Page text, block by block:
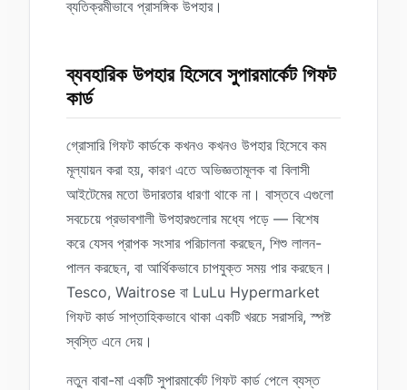
ব্যতিক্রমীভাবে প্রাসঙ্গিক উপহার।
ব্যবহারিক উপহার হিসেবে সুপারমার্কেট গিফট
কার্ড
গ্রোসারি গিফট কার্ডকে কখনও কখনও উপহার হিসেবে কম
মূল্যায়ন করা হয়, কারণ এতে অভিজ্ঞতামূলক বা বিলাসী
আইটেমের মতো উদারতার ধারণা থাকে না। বাস্তবে এগুলো
সবচেয়ে প্রভাবশালী উপহারগুলোর মধ্যে পড়ে — বিশেষ
করে যেসব প্রাপক সংসার পরিচালনা করছেন, শিশু লালন-
পালন করছেন, বা আর্থিকভাবে চাপযুক্ত সময় পার করছেন।
Tesco, Waitrose বা LuLu Hypermarket
গিফট কার্ড সাপ্তাহিকভাবে থাকা একটি খরচে সরাসরি, স্পষ্ট
স্বস্তি এনে দেয়।
নতুন বাবা-মা একটি সুপারমার্কেট গিফট কার্ড পেলে ব্যস্ত